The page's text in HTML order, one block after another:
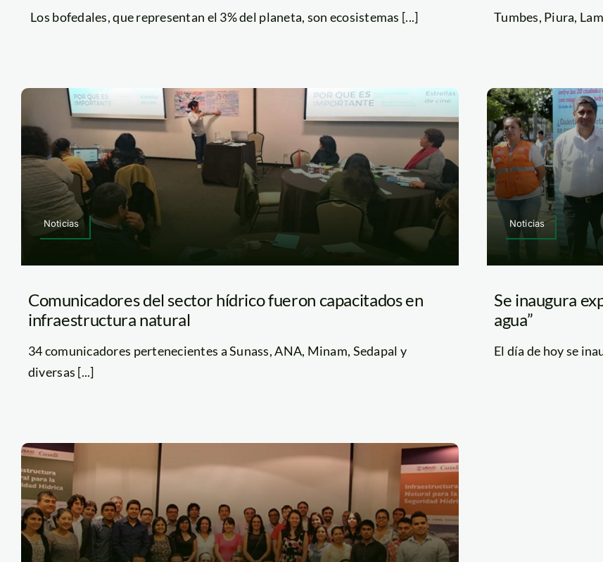
Los bofedales, que representan el 3% del planeta, son ecosistemas [...] Tumbes, Piura,
Noticias
Comunicadores del sector hídrico fueron capacitados en
infraestructura natural
34 comunicadores pertenecientes a Sunass, ANA, Minam, Sedapal y
diversas [...]
Noticias
Se inaugura
agua”
El día de hoy se